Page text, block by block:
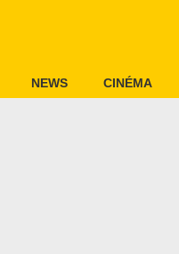
NEWS CINÉMA